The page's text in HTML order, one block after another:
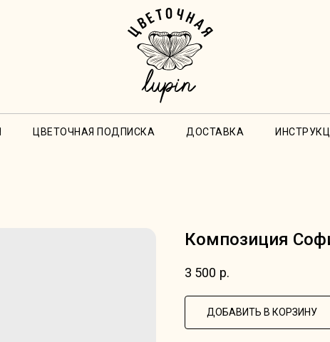
ЦВЕТОЧНАЯ ПОДПИСКА ДОСТАВКА
Композиция
3 500 р.
ДОБАВИТЬ В КОРЗИНУ